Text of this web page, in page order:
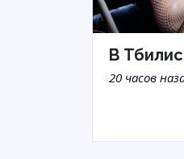
В
20 часов